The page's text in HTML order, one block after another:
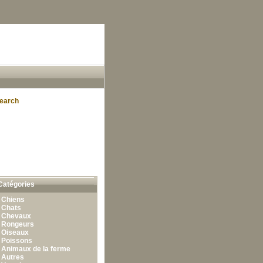
Chiens
Chats
Chevaux
Rongeurs
Oiseaux
Poissons
Animaux de la ferme
Autres